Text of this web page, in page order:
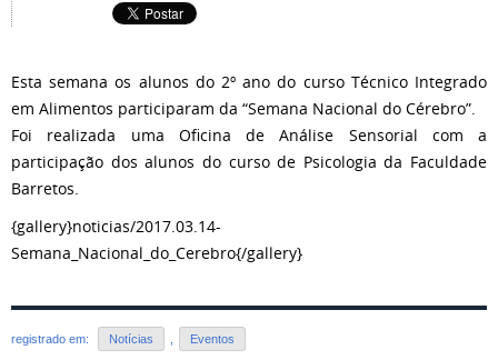
Esta semana os alunos do 2º ano do curso Técnico Integrado
em Alimentos participaram da “Semana Nacional do Cérebro”.
Foi realizada uma Oficina de Análise Sensorial com a
participação dos alunos do curso de Psicologia da Faculdade
Barretos.
{gallery}noticias/2017.03.14-
Semana_Nacional_do_Cerebro{/gallery}
registrado em: Notícias Eventos